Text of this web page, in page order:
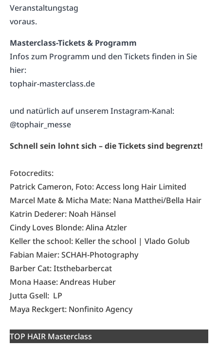
Veranstaltungstag
voraus.
Masterclass-Tickets & Programm
Infos zum Programm und den Tickets finden in Sie
hier:
tophair-masterclass.de
und natürlich auf unserem Instagram-Kanal:
@tophair_messe
Schnell sein lohnt sich – die Tickets sind begrenzt!
Fotocredits:
Patrick Cameron, Foto: Access long Hair Limited
Marcel Mate & Micha Mate: Nana Matthei/Bella Hair
Katrin Dederer: Noah Hänsel
Cindy Loves Blonde: Alina Atzler
Keller the school: Keller the school | Vlado Golub
Fabian Maier: SCHAH-Photography
Barber Cat: Itsthebarbercat
Mona Haase: Andreas Huber
Jutta Gsell: LP
Maya Reckgert: Nonfinito Agency
TOP HAIR Masterclass